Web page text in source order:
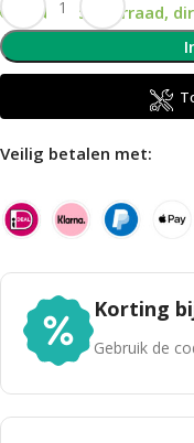
Op voorraad,
Veilig betalen met:
Korting
Gebruik de